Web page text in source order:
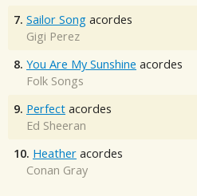
7. Sailor Song acordes
Gigi Perez
8. You Are My Sunshine acordes
Folk Songs
9. Perfect acordes
Ed Sheeran
10. Heather acordes
Conan Gray